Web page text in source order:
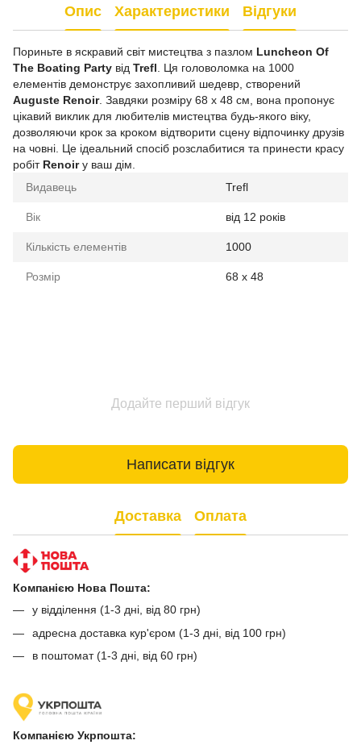
Опис Характеристики Відгуки
Пориньте в яскравий світ мистецтва з пазлом Luncheon Of
The Boating Party від Trefl . Ця головоломка на 1000
елементів демонструє захопливий шедевр, створений
Auguste Renoir. Завдяки розміру 68 x 48 см, вона пропонує
цікавий виклик для любителів мистецтва будь-якого віку,
дозволяючи крок за кроком відтворити сцену відпочинку друзів
на човні. Це ідеальний спосіб розслабитися та принести красу
робіт Renoirу ваш дім.
Видавець
Trefl
Вік від 12 років
Кількість елементів 1000
Розмір 68 x 48
Додайте перший відгук
Написати відгук
Доставка Оплата
Компанією Нова Пошта:
у відділення (1-3 дні, від 80 грн)
адресна доставка кур'єром (1-3 дні, від 100 грн)
в поштомат (1-3 дні, від 60 грн)
Компанією Укрпошта: